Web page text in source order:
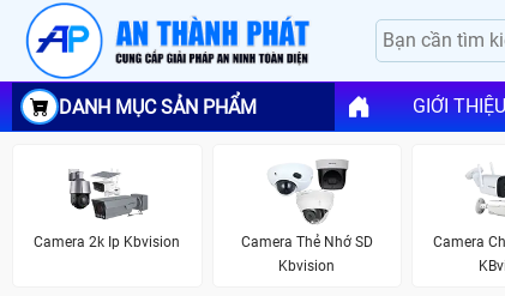
DANH MỤC SẢN PHẨM GIỚI THIỆU
Camera 2k Ip Kbvision
Camera Thẻ Nhớ SD
Kbvision
Camera